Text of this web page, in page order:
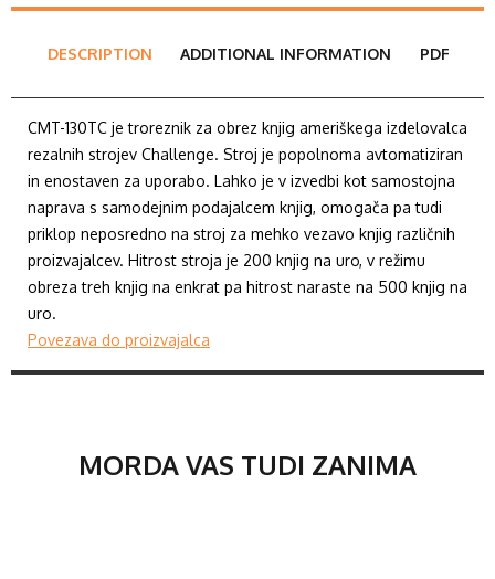
DESCRIPTION ADDITIONAL INFORMATION PDF
CMT-130TC je troreznik za obrez knjig ameriškega izdelovalca
rezalnih strojev Challenge. Stroj je popolnoma avtomatiziran
in enostaven za uporabo. Lahko je v izvedbi kot samostojna
naprava s samodejnim podajalcem knjig, omogača pa tudi
priklop neposredno na stroj za mehko vezavo knjig različnih
proizvajalcev. Hitrost stroja je 200 knjig na uro, v režimu
obreza treh knjig na enkrat pa hitrost naraste na 500 knjig na
uro.
Povezava do proizvajalca
MORDA VAS TUDI ZANIMA